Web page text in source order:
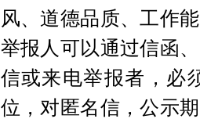
风、道德品质、工作
举报人可以通过信函
信或来电举报者，必
位，对匿名信，公示